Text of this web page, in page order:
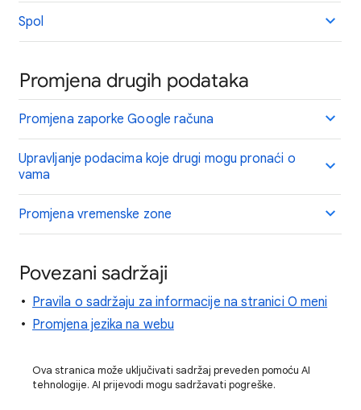
Spol
Promjena drugih podataka
Promjena zaporke Google računa
Upravljanje podacima koje drugi mogu pronaći o
vama
Promjena vremenske zone
Povezani sadržaji
Pravila o sadržaju za informacije na stranici O meni
Promjena jezika na webu
Ova stranica može uključivati sadržaj preveden pomoću AI
tehnologije. AI prijevodi mogu sadržavati pogreške.